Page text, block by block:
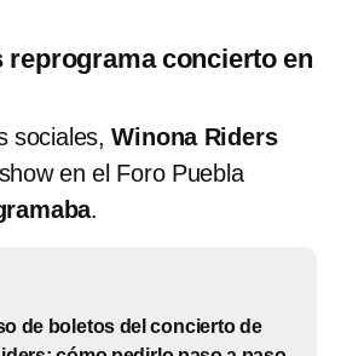
reprograma concierto en
sociales,Winona Riders
en el Foro Puebla
.
de boletos del concierto de